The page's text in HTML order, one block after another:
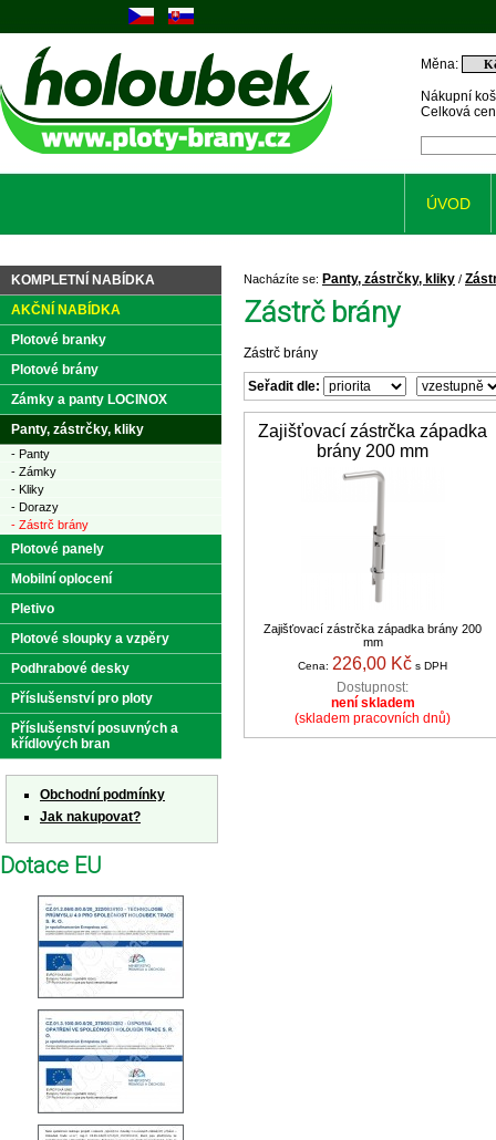
Nacházíte se: Panty, zástrčky, kliky /
Zástrč brány
Zástrč brány
Seřadit dle:
Zajišťovací zástrčka západka
brány 200 mm
Zajišťovací zástrčka západka brány 200
mm
Cena: 226,00 Kč s DPH
Dostupnost:
není skladem
(skladem pracovních dnů)
KOMPLETNÍ NABÍDKA
AKČNÍ NABÍDKA
Plotové branky
Plotové brány
Zámky a panty LOCINOX
Panty, zástrčky, kliky
- Panty
- Zámky
- Kliky
- Dorazy
- Zástrč brány
Plotové panely
Mobilní oplocení
Pletivo
Plotové sloupky a vzpěry
Podhrabové desky
Příslušenství pro ploty
Příslušenství posuvných a
křídlových bran
Obchodní podmínky
Jak nakupovat?
Dotace EU
Nákupní
Celková
Měna:
ÚVOD